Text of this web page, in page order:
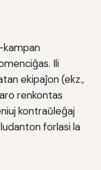
kampan
Ili
ekipaĵon (ekz.,
renkontas
kontraŭleĝaj
forlasi la